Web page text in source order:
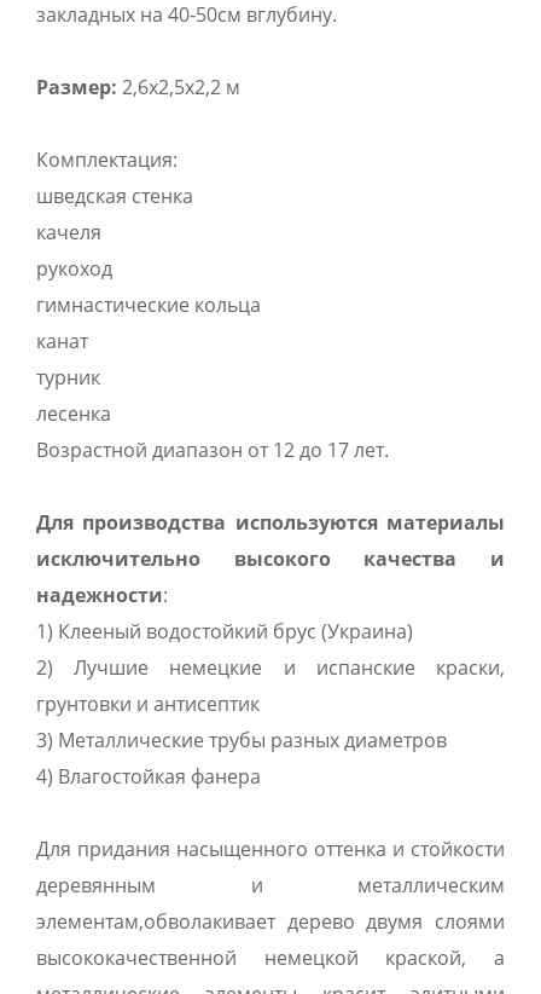
закладных на 40-50см вглубину.
Размер: 2,6х2,5х2,2 м
Комплектация:
шведская стенка
качеля
рукоход
гимнастические кольца
канат
турник
лесенка
Возрастной диапазон от 12 до 17 лет.
Для производства используются материалы
исключительно высокого качества и
надежности:
1) Клееный водостойкий брус (Украина)
2) Лучшие немецкие и испанские краски,
грунтовки и антисептик
3) Металлические трубы разных диаметров
4) Влагостойкая фанера
Для придания насыщенного оттенка и стойкости
деревянным и металлическим
элементам,обволакивает дерево двумя слоями
высококачественной немецкой краской, а